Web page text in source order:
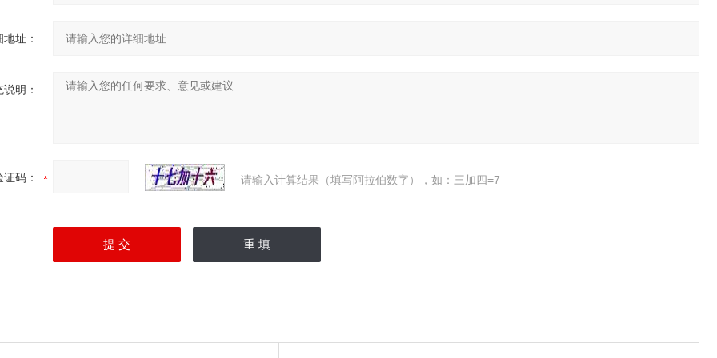
址：
明：
证码： 请输入计算结果（填写阿拉伯数字），如：三加四=7